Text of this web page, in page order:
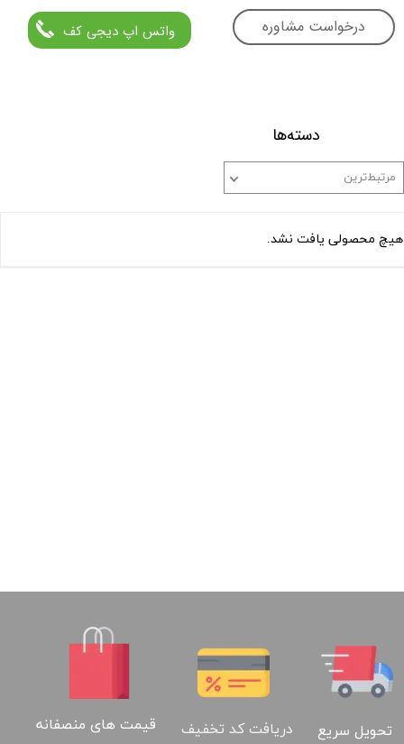
درخواست مشاوره واتس اپ دیجی کف
دسته‌ها
مرتبط‌ترین
هیچ محصولی یافت نشد.
تحویل سریع دریافت کد تخفیف قیمت های منصفانه